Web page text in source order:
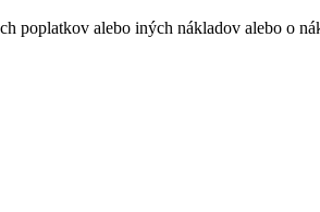
poplatkov alebo iných nákladov alebo o